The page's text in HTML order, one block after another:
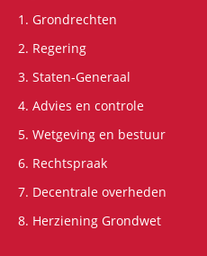
1. Grondrechten
2. Regering
3. Staten-Generaal
4. Advies en controle
5. Wetgeving en bestuur
6. Rechtspraak
7. Decentrale overheden
8. Herziening Grondwet